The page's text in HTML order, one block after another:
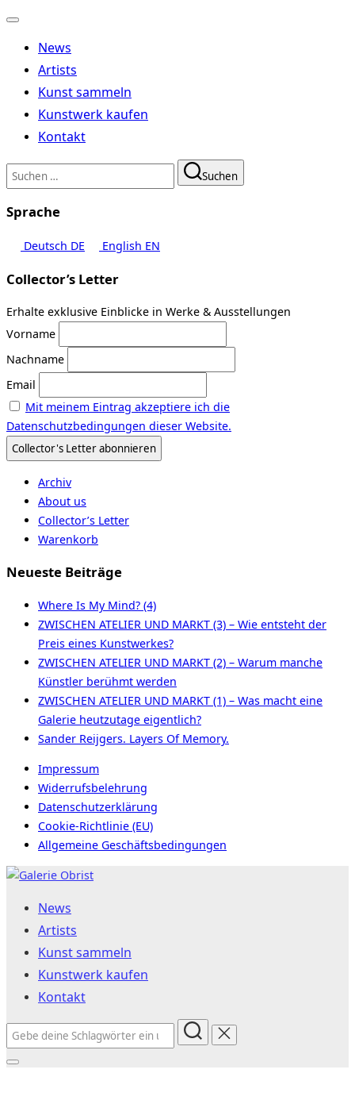
Navigation
umschalten
News
Artists
Kunst sammeln
Kunstwerk kaufen
Kontakt
Suchen
nach:
Suchen
Sprache
Deutsch DE English EN
Collector’s Letter
Erhalte exklusive Einblicke in Werke & Ausstellungen
Vorname
Nachname
Email
Mit meinem Eintrag akzeptiere ich die
Datenschutzbedingungen dieser Website.
Archiv
About us
Collector’s Letter
Warenkorb
Neueste Beiträge
Where Is My Mind? (4)
ZWISCHEN ATELIER UND MARKT (3) – Wie entsteht der
Preis eines Kunstwerkes?
ZWISCHEN ATELIER UND MARKT (2) – Warum manche
Künstler berühmt werden
ZWISCHEN ATELIER UND MARKT (1) – Was macht eine
Galerie heutzutage eigentlich?
Sander Reijgers. Layers Of Memory.
Impressum
Widerrufsbelehrung
Datenschutzerklärung
Cookie-Richtlinie (EU)
Allgemeine Geschäftsbedingungen
Zum
springenNews
Artists
Kunst sammeln
Kunstwerk kaufen
Kontakt
Suchen
nach:
Seitenleiste